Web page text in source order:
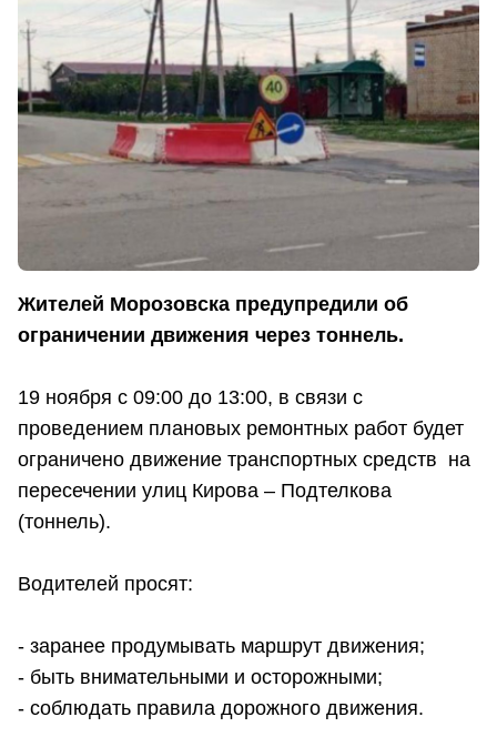
Жителей Морозовска предупредили об
ограничении движения через тоннель.
19 ноября с 09:00 до 13:00, в связи с
проведением плановых ремонтных работ будет
ограничено движение транспортных средств на
пересечении улиц Кирова – Подтелкова
(тоннель).
Водителей просят:
- заранее продумывать маршрут движения;
- быть внимательными и осторожными;
- соблюдать правила дорожного движения.